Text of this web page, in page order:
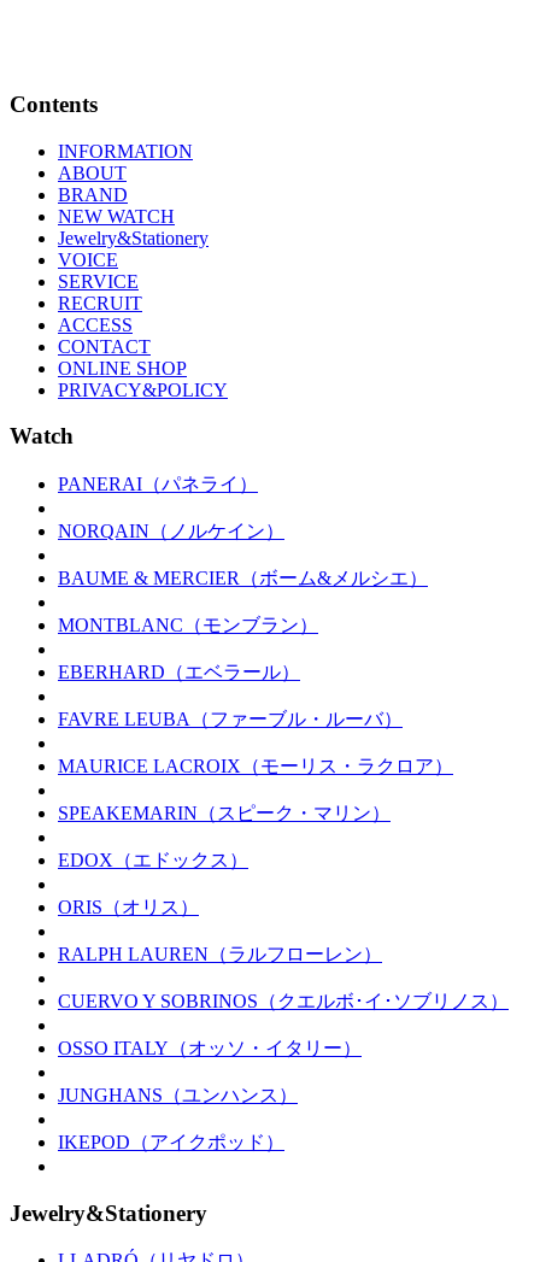
Contents
INFORMATION
ABOUT
BRAND
NEW WATCH
Jewelry&Stationery
VOICE
SERVICE
RECRUIT
ACCESS
CONTACT
ONLINE SHOP
PRIVACY&POLICY
Watch
PANERAI（パネライ）
NORQAIN（ノルケイン）
BAUME & MERCIER（ボーム&メルシエ）
MONTBLANC（モンブラン）
EBERHARD（エベラール）
FAVRE LEUBA（ファーブル・ルーバ）
MAURICE LACROIX（モーリス・ラクロア）
SPEAKEMARIN（スピーク・マリン）
EDOX（エドックス）
ORIS（オリス）
RALPH LAUREN（ラルフローレン）
CUERVO Y SOBRINOS（クエルボ･イ･ソブリノス）
OSSO ITALY（オッソ・イタリー）
JUNGHANS（ユンハンス）
IKEPOD（アイクポッド）
Jewelry&Stationery